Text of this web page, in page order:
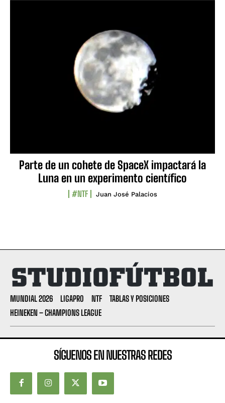
Parte de un cohete de SpaceX impactará la
Luna en un experimento científico
#NTF Juan José Palacios
MUNDIAL 2026 LIGAPRO NTF
TABLAS Y POSICIONES
HEINEKEN – CHAMPIONS LEAGUE
SÍGUENOS EN NUESTRAS REDES